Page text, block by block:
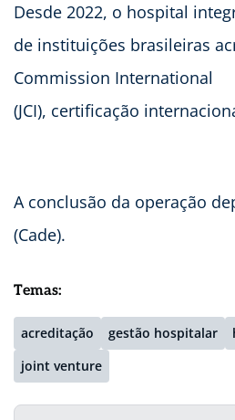
Desde 2022, o hospital
de instituições brasileiras
Commission International
(JCI), certificação
A conclusão da operação
(Cade).
Temas:
acreditação gestão hospitalar
joint venture